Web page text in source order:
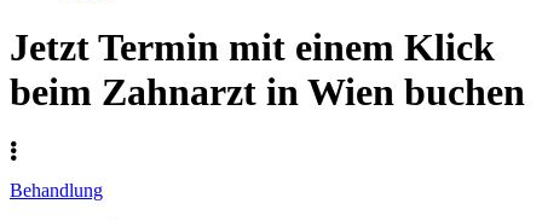
Jetzt Termin mit einem Klick
beim Zahnarzt in Wien buchen
Behandlung